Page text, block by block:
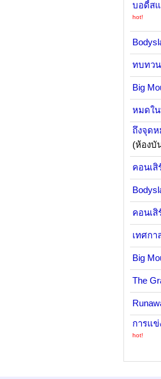
บอดี้ส
hot!
ทบทวน
Big
หมดใน
ถึงจุด
(ห้องบั
คอนเสิ
คอนเสิ
เทศกา
Big
The
การแข่
hot!